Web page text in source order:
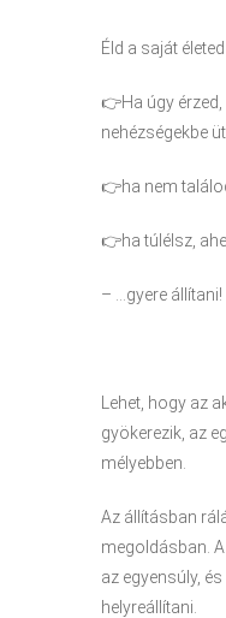
Éld a saját
👉Ha úgy
nehézségekbe
👉ha nem
👉ha túlélsz,
– …gyere állítani!
Lehet, hogy az
gyökerezik, az
mélyebben.
Az állításban
megoldásban. A
az egyensúly,
helyreállítani.